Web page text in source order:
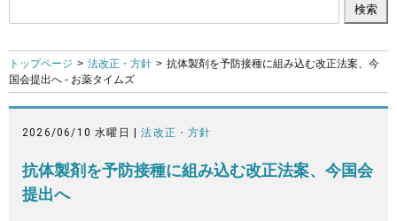
トップページ 法改正・方針
抗体製剤を予防接種に組み込む改正法案、今
国会提出へ - お薬タイムズ
2026/06/10 水曜日 |法改正・方針
抗体製剤を予防接種に組み込む改正法案、今国会
提出へ